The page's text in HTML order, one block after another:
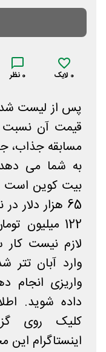
0 لایک 0 نظر
پس از لیست
قیمت آن نسبت
مسابقه جذاب،
بیت کوین است
65 هزار دلار
122
لازم نیست
وارد آبان
واریزی انجام
داده شوید.
کلیک روی
اینستاگرام این